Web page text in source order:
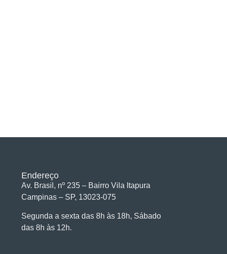
Endereço
Av. Brasil, nº 235 – Bairro Vila Itapura
Campinas – SP, 13023-075
Segunda a sexta das 8h às 18h, Sábado
das 8h às 12h.